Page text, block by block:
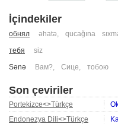
İçindekiler
обнял əhatə, qucağına
тебя
siz
Sənə
Вам?, Сице, тобою
Son çeviriler
Portekizce<>Türkçe
Endonezya Dili<>Türkçe